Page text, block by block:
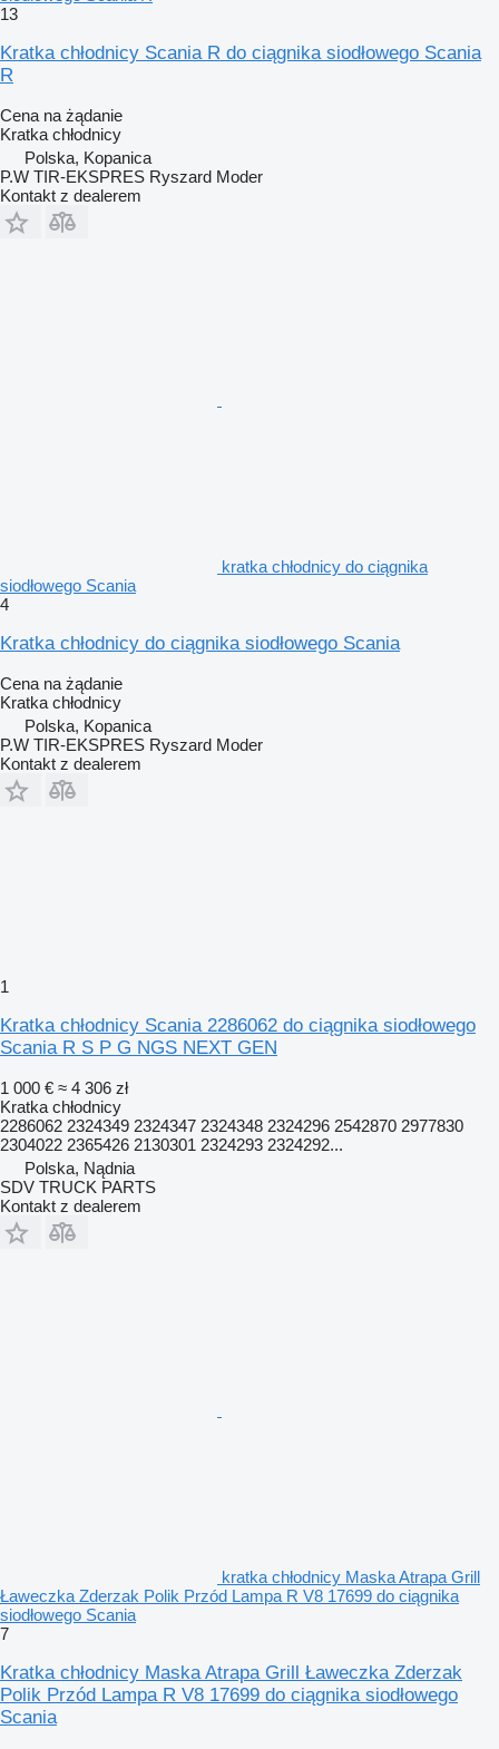
13
Kratka chłodnicy Scania R do ciągnika siodłowego Scania
R
Cena na żądanie
Kratka chłodnicy
Polska, Kopanica
P.W TIR-EKSPRES Ryszard Moder
Kontakt z dealerem
kratka chłodnicy do ciągnika
siodłowego Scania
4
Kratka chłodnicy do ciągnika siodłowego Scania
Cena na żądanie
Kratka chłodnicy
Polska, Kopanica
P.W TIR-EKSPRES Ryszard Moder
Kontakt z dealerem
1
Kratka chłodnicy Scania 2286062 do ciągnika siodłowego
Scania R S P G NGS NEXT GEN
1 000 € ≈ 4 306 zł
Kratka chłodnicy
2286062 2324349 2324347 2324348 2324296 2542870 2977830
2304022 2365426 2130301 2324293 2324292...
Polska, Nądnia
SDV TRUCK PARTS
Kontakt z dealerem
kratka chłodnicy Maska Atrapa Grill
Ławeczka Zderzak Polik Przód Lampa R V8 17699 do ciągnika
siodłowego Scania
7
Kratka chłodnicy Maska Atrapa Grill Ławeczka Zderzak
Polik Przód Lampa R V8 17699 do ciągnika siodłowego
Scania